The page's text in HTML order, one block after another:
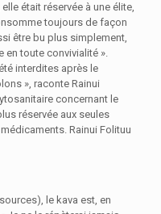
était réservée à une élite,
toujours de façon
être bu plus simplement,
en toute convivialité ».
interdites après le
», raconte Rainui
concernant le
réservée aux seules
Rainui Folituu
le kava est, en